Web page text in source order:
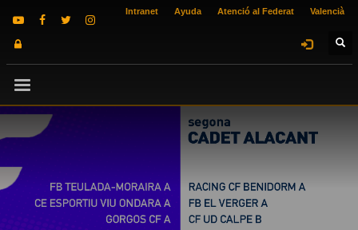
Intranet Ayuda Atenció al Federat Valencià